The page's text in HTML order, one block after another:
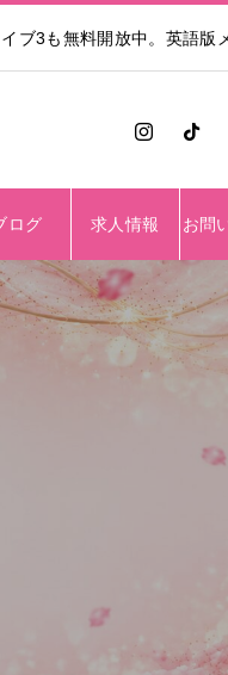
ブ3も無料開放中。英語版
ログ 求人情報 お問